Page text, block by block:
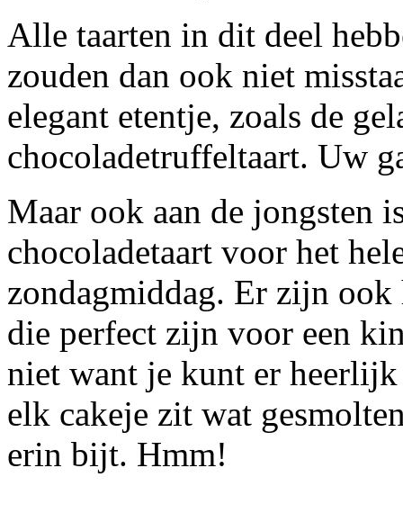
Alle taarten in dit deel
zouden dan ook niet
elegant etentje, zoals de
chocoladetruffeltaart. Uw
Maar ook aan de jongsten
chocoladetaart voor het
zondagmiddag. Er zijn
die perfect zijn voor een
niet want je kunt er
elk cakeje zit wat
erin bijt. Hmm!